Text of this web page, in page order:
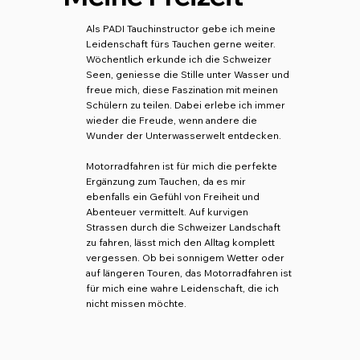
Als PADI Tauchinstructor gebe ich meine
Leidenschaft fürs Tauchen gerne weiter.
Wöchentlich erkunde ich die Schweizer
Seen, geniesse die Stille unter Wasser und
freue mich, diese Faszination mit meinen
Schülern zu teilen. Dabei erlebe ich immer
wieder die Freude, wenn andere die
Wunder der Unterwasserwelt entdecken.​​​
​Motorradfahren ist für mich die perfekte
Ergänzung zum Tauchen, da es mir
ebenfalls ein Gefühl von Freiheit und
Abenteuer vermittelt. Auf kurvigen
Strassen durch die Schweizer Landschaft
zu fahren, lässt mich den Alltag komplett
vergessen. Ob bei sonnigem Wetter oder
auf längeren Touren, das Motorradfahren ist
für mich eine wahre Leidenschaft, die ich
nicht missen möchte.​